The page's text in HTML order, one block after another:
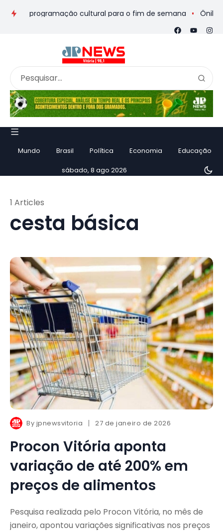
e programação cultural para o fim de semana Ônibus de
Mundo Brasil Política Economia Educação
sábado, 8 ago 2026
cesta básica
1 Articles
By jpnewsvitoria 27 de janeiro de 2026
Procon Vitória aponta
variação de até 200% em
preços de alimentos
Pesquisa realizada pelo Procon Vitória, no mês de
janeiro, apontou variações significativas nos preços